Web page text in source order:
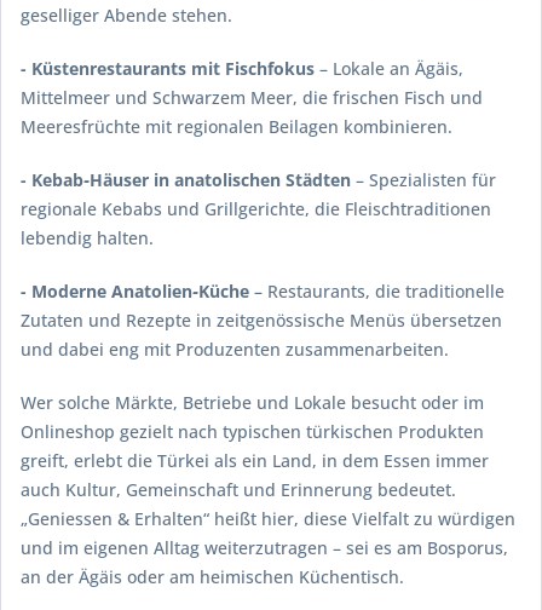
geselliger Abende stehen.
- Küstenrestaurants mit Fischfokus – Lokale an Ägäis,
Mittelmeer und Schwarzem Meer, die frischen Fisch und
Meeresfrüchte mit regionalen Beilagen kombinieren.
- Kebab‑Häuser in anatolischen Städten – Spezialisten für
regionale Kebabs und Grillgerichte, die Fleischtraditionen
lebendig halten.
- Moderne Anatolien‑Küche – Restaurants, die traditionelle
Zutaten und Rezepte in zeitgenössische Menüs übersetzen
und dabei eng mit Produzenten zusammenarbeiten.
Wer solche Märkte, Betriebe und Lokale besucht oder im
Onlineshop gezielt nach typischen türkischen Produkten
greift, erlebt die Türkei als ein Land, in dem Essen immer
auch Kultur, Gemeinschaft und Erinnerung bedeutet.
„Geniessen & Erhalten“ heißt hier, diese Vielfalt zu würdigen
und im eigenen Alltag weiterzutragen – sei es am Bosporus,
an der Ägäis oder am heimischen Küchentisch.